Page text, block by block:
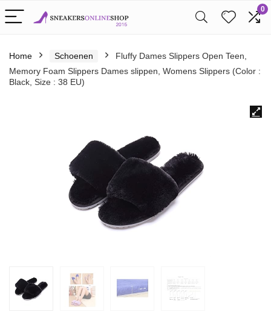
0
Home Schoenen
Fluffy Dames Slippers Open Teen,
Memory Foam Slippers Dames slippen, Womens Slippers (Color :
Black, Size : 38 EU)